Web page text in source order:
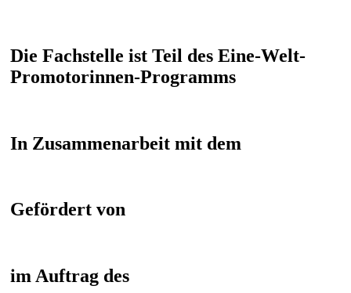
Die Fachstelle ist Teil des Eine-Welt-
Promotorinnen-Programms
In Zusammenarbeit mit dem
Gefördert von
im Auftrag des